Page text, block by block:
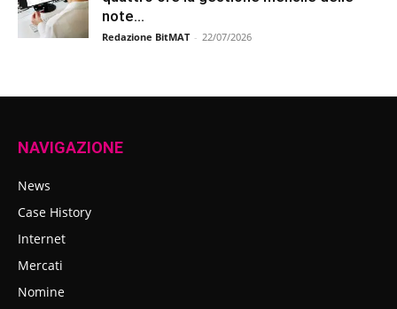
note...
Redazione BitMAT - 22/07/2026
NAVIGAZIONE
News
Case History
Internet
Mercati
Nomine